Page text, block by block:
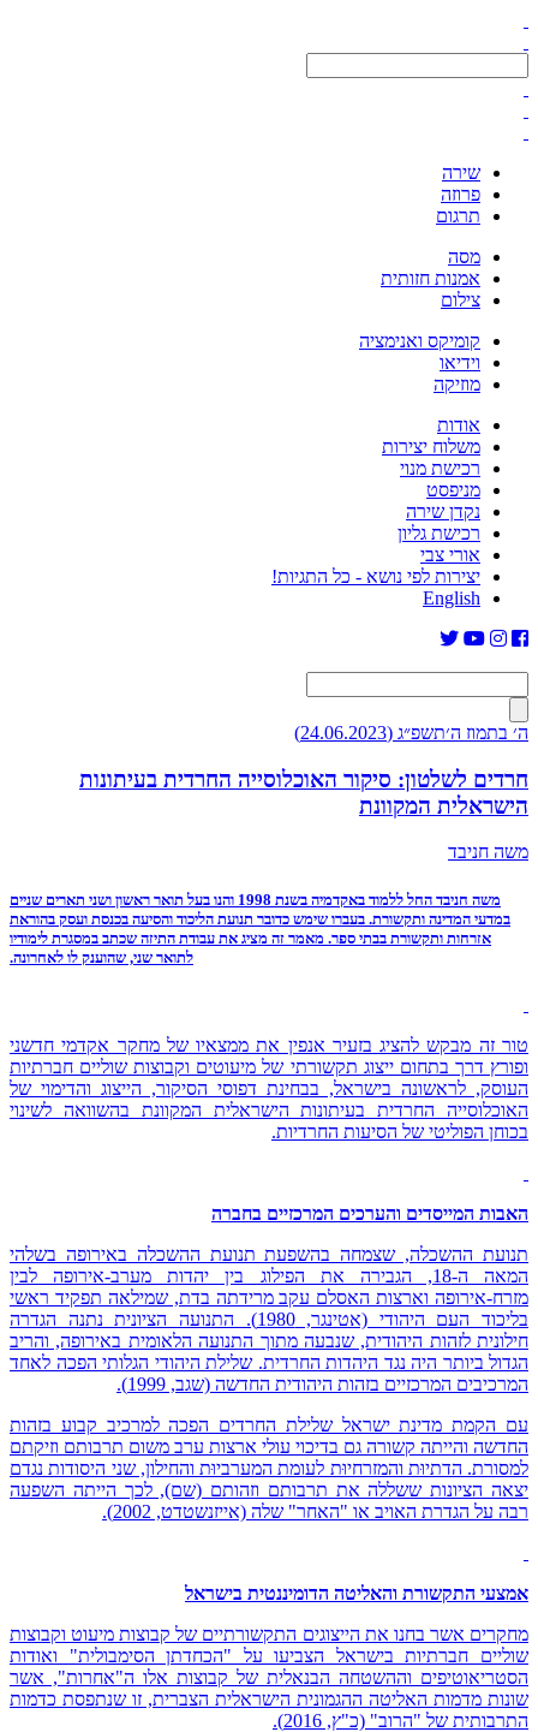
שירה
פרוזה
תרגום
מסה
אמנות חזותית
צילום
קומיקס ואנימציה
וידיאו
מוזיקה
אודות
משלוח יצירות
רכישת מנוי
מניפסט
נקדן שירה
רכישת גליון
אורי צבי
יצירות לפי נושא - כל התגיות!
English
ה׳ בתמוז ה׳תשפ״ג (24.06.2023)
חרדים לשלטון: סיקור האוכלוסייה החרדית בעיתונות
הישראלית המקוונת
משה חניבד
משה חניבד החל ללמוד באקדמיה בשנת 1998 והנו בעל תואר ראשון ושני תארים שניים
במדעי המדינה ותקשורת. בעברו שימש כדובר תנועת הליכוד והסיעה בכנסת ועסק בהוראת
אזרחות ותקשורת בבתי ספר. מאמר זה מציג את עבודת התיזה שכתב במסגרת לימודיו
לתואר שני, שהוענק לו לאחרונה.
טור זה מבקש להציג בזעיר אנפין את ממצאיו של מחקר אקדמי חדשני
ופורץ דרך בתחום ייצוג תקשורתי של מיעוטים וקבוצות שוליים חברתיות
העוסק, לראשונה בישראל, בבחינת דפוסי הסיקור, הייצוג והדימוי של
האוכלוסייה החרדית בעיתונות הישראלית המקוונת בהשוואה לשינוי
בכוחן הפוליטי של הסיעות החרדיות.
האבות המייסדים והערכים המרכזיים בחברה
תנועת ההשכלה, שצמחה בהשפעת תנועת ההשכלה באירופה בשלהי
המאה ה-18, הגבירה את הפילוג בין יהדות מערב-אירופה לבין
מזרח-אירופה וארצות האסלם עקב מרידתה בדת, שמילאה תפקיד ראשי
בליכוד העם היהודי (אטינגר, 1980). התנועה הציונית נתנה הגדרה
חילונית לזהות היהודית, שנבעה מתוך התנועה הלאומית באירופה, והריב
הגדול ביותר היה נגד היהדות החרדית. שלילת היהודי הגלותי הפכה לאחד
המרכיבים המרכזיים בזהות היהודית החדשה (שגב, 1999).
עם הקמת מדינת ישראל שלילת החרדים הפכה למרכיב קבוע בזהות
החדשה והייתה קשורה גם בדיכוי עולי ארצות ערב משום תרבותם וזיקתם
למסורת. הדתיוּת והמזרחיוּת לעומת המערביוּת והחילון, שני היסודות נגדם
יצאה הציונות ששללה את תרבותם וזהותם (שם), לכך הייתה השפעה
רבה על הגדרת האויב או "האחר" שלה (אייזנשטדט, 2002).
אמצעי התקשורת והאליטה הדומיננטית בישראל
מחקרים אשר בחנו את הייצוגים התקשורתיים של קבוצות מיעוט וקבוצות
שוליים חברתיות בישראל הצביעו על "הכחדתן הסימבולית" ואודות
הסטריאוטיפים וההשטחה הבנאלית של קבוצות אלו ה"אחרות", אשר
שונות מדמות האליטה ההגמונית הישראלית הצברית, זו שנתפסת כדמות
התרבותית של "הרוב" (כ"ץ, 2016).